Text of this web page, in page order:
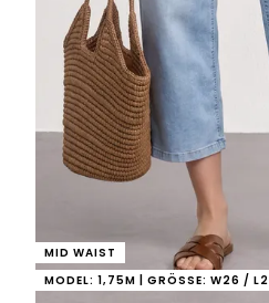
MID WAIST
MODEL: 1,75M | GRÖSSE: W26 / L26